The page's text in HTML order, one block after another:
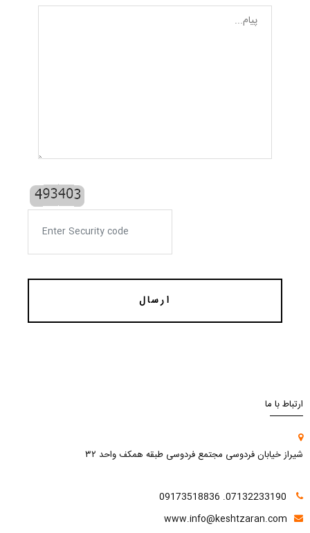
ارتباط با ما
شیراز خیابان فردوسی مجتمع فردوسی طبقه همکف واحد ۳۲
www.info@keshtzaran.com